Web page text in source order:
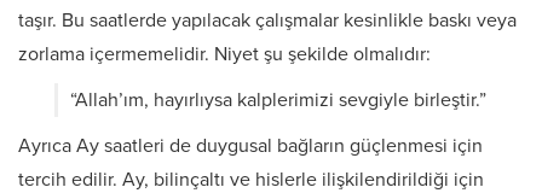
taşır. Bu saatlerde yapılacak çalışmalar kesinlikle baskı veya
zorlama içermemelidir. Niyet şu şekilde olmalıdır:
“Allah’ım, hayırlıysa kalplerimizi sevgiyle birleştir.”
Ayrıca Ay saatleri de duygusal bağların güçlenmesi için
tercih edilir. Ay, bilinçaltı ve hislerle ilişkilendirildiği için